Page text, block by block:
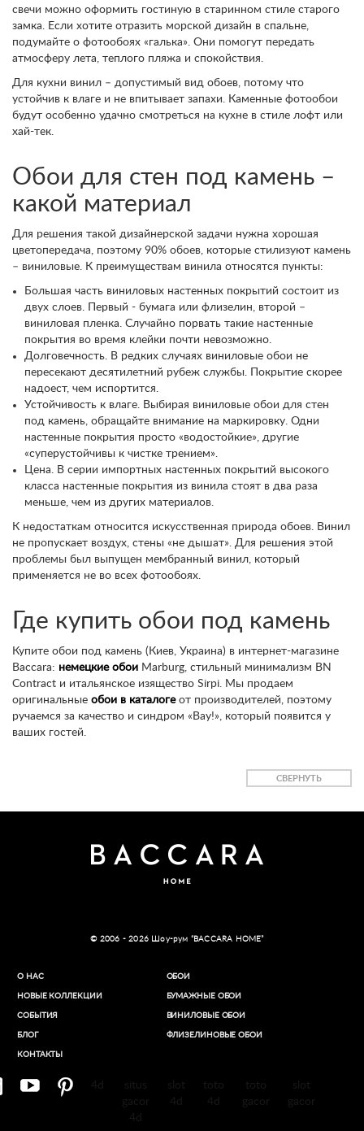
свечи можно оформить гостиную в старинном стиле старого
замка. Если хотите отразить морской дизайн в спальне,
подумайте о фотообоях «галька». Они помогут передать
атмосферу лета, теплого пляжа и спокойствия.
Для кухни винил – допустимый вид обоев, потому что
устойчив к влаге и не впитывает запахи. Каменные фотообои
будут особенно удачно смотреться на кухне в стиле лофт или
хай-тек.
Обои для стен под камень –
какой материал
Для решения такой дизайнерской задачи нужна хорошая
цветопередача, поэтому 90% обоев, которые стилизуют камень
– виниловые. К преимуществам винила относятся пункты:
Большая часть виниловых настенных покрытий состоит из
двух слоев. Первый - бумага или флизелин, второй –
виниловая пленка. Случайно порвать такие настенные
покрытия во время клейки почти невозможно.
Долговечность. В редких случаях виниловые обои не
пересекают десятилетний рубеж службы. Покрытие скорее
надоест, чем испортится.
Устойчивость к влаге. Выбирая виниловые обои для стен
под камень, обращайте внимание на маркировку. Одни
настенные покрытия просто «водостойкие», другие
«суперустойчивы к чистке трением».
Цена. В серии импортных настенных покрытий высокого
класса настенные покрытия из винила стоят в два раза
меньше, чем из других материалов.
К недостаткам относится искусственная природа обоев. Винил
не пропускает воздух, стены «не дышат». Для решения этой
проблемы был выпущен мембранный винил, который
применяется не во всех фотообоях.
Где купить обои под камень
Купите обои под камень (Киев, Украина) в интернет-магазине
Baccara: немецкие обои Marburg, стильный минимализм BN
Contract и итальянское изящество Sirpi. Мы продаем
оригинальные обои в каталогеот производителей, поэтому
ручаемся за качество и синдром «Вау!», который появится у
ваших гостей.
СВЕРНУТЬ
© 2006 - 2026 Шоу-рум “BACCARA HOME”
О НАС
НОВЫЕ КОЛЛЕКЦИИ
СОБЫТИЯ
БЛОГ
КОНТАКТЫ
ОБОИ
БУМАЖНЫЕ ОБОИ
ВИНИЛОВЫЕ ОБОИ​
ФЛИЗЕЛИНОВЫЕ ОБОИ